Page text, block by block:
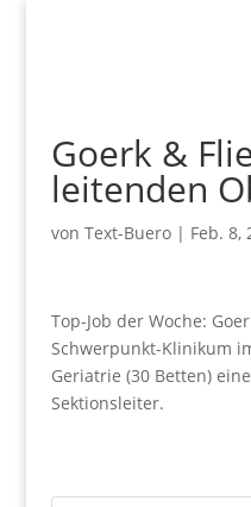
Goerk &
leitenden
von Text-Buero| Feb. 8,
Top-Job der Woche:
Schwerpunkt-Klinikum
Geriatrie (30 Betten)
Sektionsleiter.